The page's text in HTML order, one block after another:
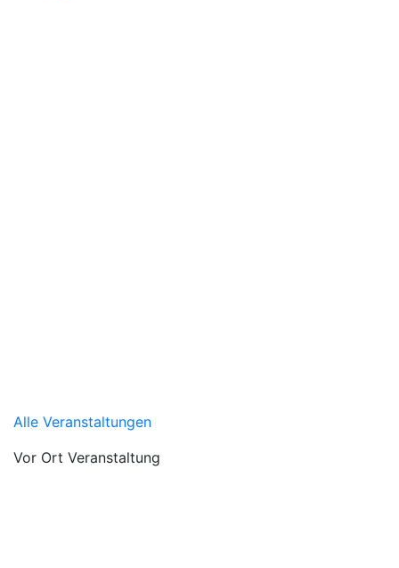
Alle Veranstaltungen
Vor Ort Veranstaltung